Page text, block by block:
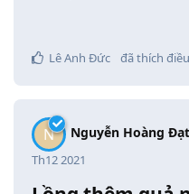
Lê Anh Đức
đã thích
N Nguyễn Hoàng Đạt
Th12 2021